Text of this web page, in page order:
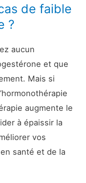
de faible
?
aucun
et que
Mais si
augmente le
à épaissir la
vos
santé et de la